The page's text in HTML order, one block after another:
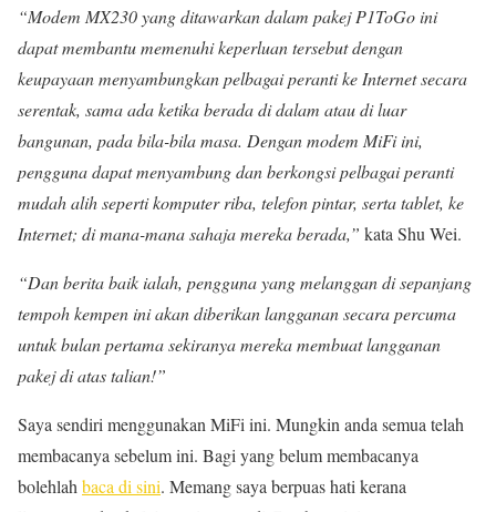
“Modem MX230 yang ditawarkan dalam pakej P1ToGo ini
dapat membantu memenuhi keperluan tersebut dengan
keupayaan menyambungkan pelbagai peranti ke Internet secara
serentak, sama ada ketika berada di dalam atau di luar
bangunan, pada bila-bila masa. Dengan modem MiFi ini,
pengguna dapat menyambung dan berkongsi pelbagai peranti
mudah alih seperti komputer riba, telefon pintar, serta tablet, ke
Internet; di mana-mana sahaja mereka berada,” kata Shu Wei.
“Dan berita baik ialah, pengguna yang melanggan di sepanjang
tempoh kempen ini akan diberikan langganan secara percuma
untuk bulan pertama sekiranya mereka membuat langganan
pakej di atas talian!”
Saya sendiri menggunakan MiFi ini. Mungkin anda semua telah
membacanya sebelum ini. Bagi yang belum membacanya
bolehlah baca di sini. Memang saya berpuas hati kerana